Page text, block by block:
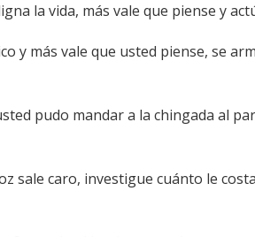
la vida, más vale que piense y
y más vale que usted piense, se
pudo mandar a la chingada al
sale caro, investigue cuánto le